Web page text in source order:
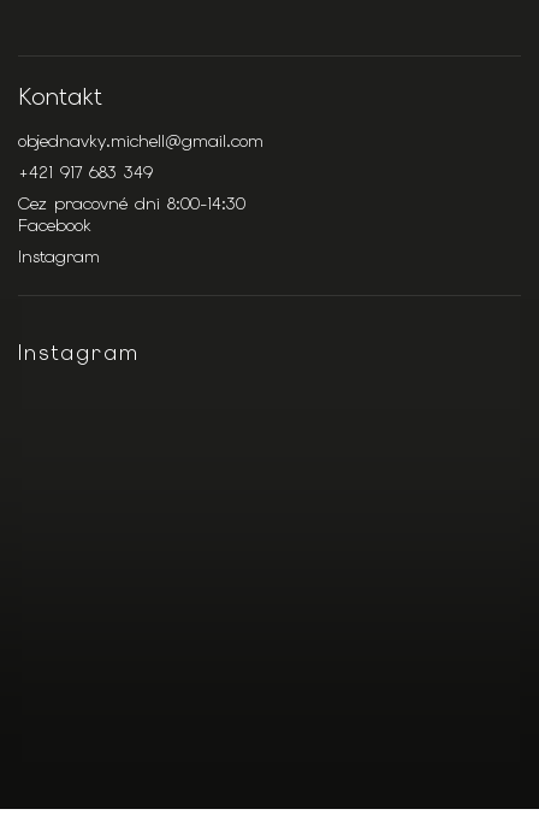
Kontakt
objednavky.michell@gmail.com
+421 917 683 349
Cez pracovné dni 8:00-14:30
Facebook
Instagram
Instagram